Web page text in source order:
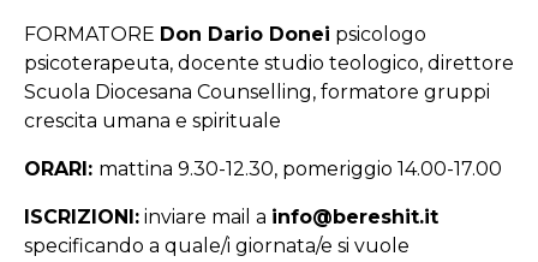
FORMATORE Don Dario Donei psicologo
psicoterapeuta, docente studio teologico, direttore
Scuola Diocesana Counselling, formatore gruppi
crescita umana e spirituale
ORARI: mattina 9.30-12.30, pomeriggio 14.00-17.00
ISCRIZIONI: inviare mail a info@bereshit.it
specificando a quale/i giornata/e si vuole